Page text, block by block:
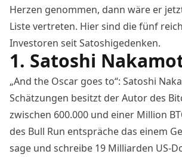
Herzen genommen, dann wäre er
Liste vertreten. Hier sind die fünf
Investoren seit Satoshigedenken.
1. Satoshi
„And the Oscar goes to“: Satoshi
Schätzungen besitzt der Autor des
zwischen 600.000 und einer Million
des Bull Run entspräche das einem
sage und schreibe 19 Milliarden US-